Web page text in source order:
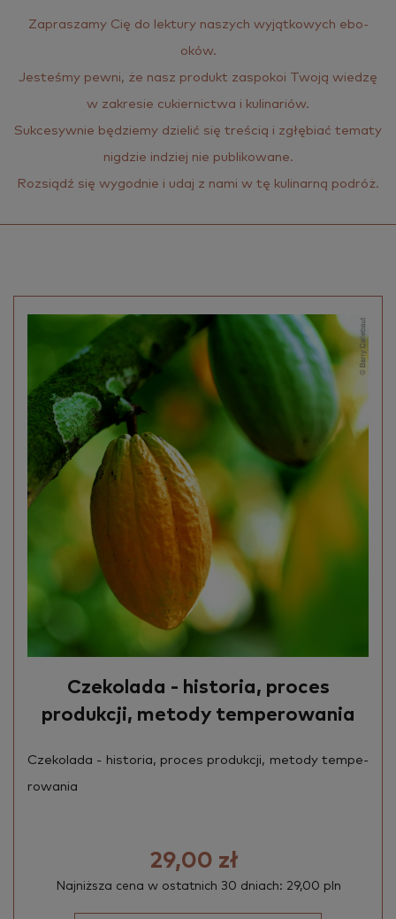
Za­pra­sza­my Cię do lek­tu­ry na­szych wy­jąt­ko­wych ebo­
oków.
Je­ste­śmy pewni, że nasz pro­dukt za­spo­koi Twoją wie­dzę
w za­kre­sie cu­kier­nic­twa i ku­li­na­riów.
Suk­ce­syw­nie bę­dzie­my dzie­lić się tre­ścią i zgłę­biać te­ma­ty
ni­g­dzie in­dziej nie pu­bli­ko­wa­ne.
Roz­siądź się wy­god­nie i udaj z nami w tę ku­li­nar­ną po­dróż.
Czekolada - historia, proces
produkcji, metody temperowania
Cze­ko­la­da - hi­sto­ria, pro­ces pro­duk­cji, me­to­dy tem­pe­
ro­wa­nia
29,00 zł
Najniższa cena w ostatnich 30 dniach: 29,00 pln